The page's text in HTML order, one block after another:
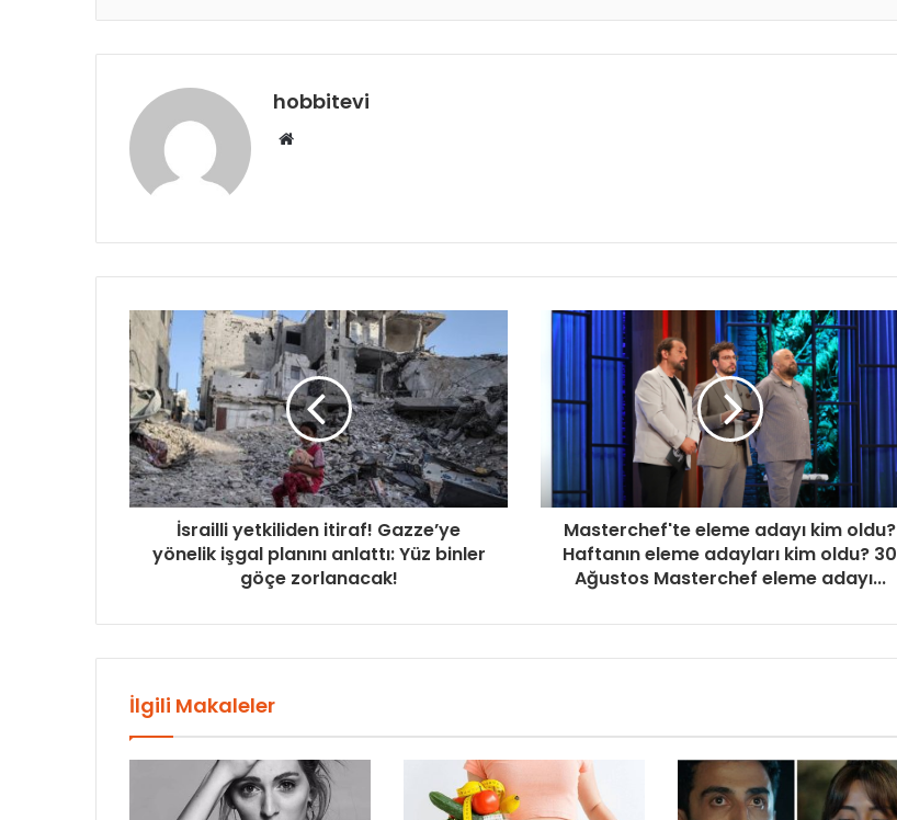
hobbitevi
Web
İsrailli yetkiliden itiraf! Gazze’ye
yönelik işgal planını anlattı: Yüz binler
göçe zorlanacak!
Masterchef'te eleme adayı kim oldu?
Haftanın eleme adayları kim oldu? 30
Ağustos Masterchef eleme adayı...
İlgili Makaleler